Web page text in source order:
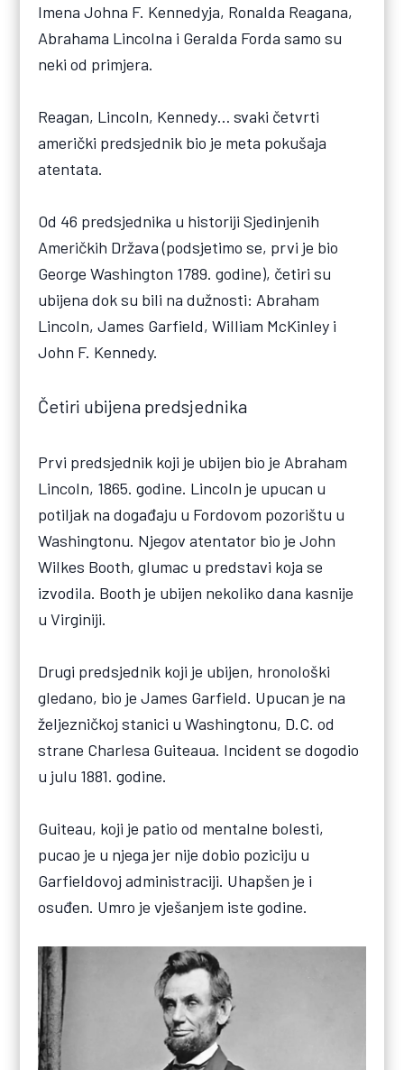
Imena Johna F. Kennedyja, Ronalda Reagana,
Abrahama Lincolna i Geralda Forda samo su
neki od primjera.
Reagan, Lincoln, Kennedy… svaki četvrti
američki predsjednik bio je meta pokušaja
atentata.
Od 46 predsjednika u historiji Sjedinjenih
Američkih Država (podsjetimo se, prvi je bio
George Washington 1789. godine), četiri su
ubijena dok su bili na dužnosti: Abraham
Lincoln, James Garfield, William McKinley i
John F. Kennedy.
Četiri ubijena predsjednika
Prvi predsjednik koji je ubijen bio je Abraham
Lincoln, 1865. godine. Lincoln je upucan u
potiljak na događaju u Fordovom pozorištu u
Washingtonu. Njegov atentator bio je John
Wilkes Booth, glumac u predstavi koja se
izvodila. Booth je ubijen nekoliko dana kasnije
u Virginiji.
Drugi predsjednik koji je ubijen, hronološki
gledano, bio je James Garfield. Upucan je na
željezničkoj stanici u Washingtonu, D.C. od
strane Charlesa Guiteaua. Incident se dogodio
u julu 1881. godine.
Guiteau, koji je patio od mentalne bolesti,
pucao je u njega jer nije dobio poziciju u
Garfieldovoj administraciji. Uhapšen je i
osuđen. Umro je vješanjem iste godine.